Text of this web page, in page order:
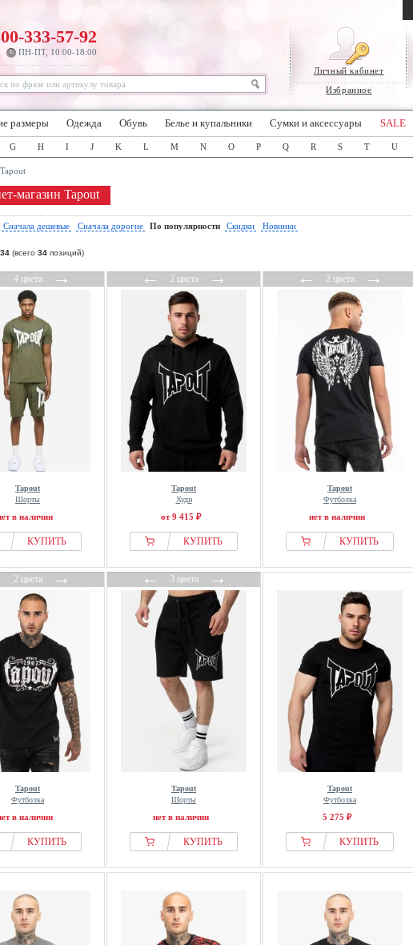
Личный кабинет
Избранное
333-57-92
ПН-ПТ, 10:00-18:00
размеры Одежда Обувь Белье и купальники Сумки и аксессуары SALE
G H I J K L M N O P Q R S T U
Tapout
магазин Tapout
Сначала дешевые Сначала дорогие По популярности Скидки Новинки
34 (всего 34 позиций)
4 цвета→
Tapout
Шорты
в наличии
КУПИТЬ
←2 цвета→
Tapout
Худи
от 9 415 ₽
КУПИТЬ
←2 цвета→
Tapout
Футболка
нет в наличии
КУПИТЬ
2 цвета→
Tapout
Футболка
в наличии
КУПИТЬ
←3 цвета→
Tapout
Шорты
нет в наличии
КУПИТЬ
Tapout
Футболка
5 275 ₽
КУПИТЬ